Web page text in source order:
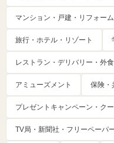
マンション・戸建・リフォー
旅行・ホテル・リゾート
レストラン・デリバリー・外食
アミューズメント 保険・
プレゼントキャンペーン・ク
TV局・新聞社・フリーペーパ